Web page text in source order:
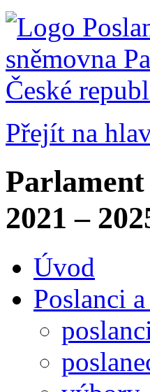
Přejít na
Parlament
2021 –
Úvod
Poslanci